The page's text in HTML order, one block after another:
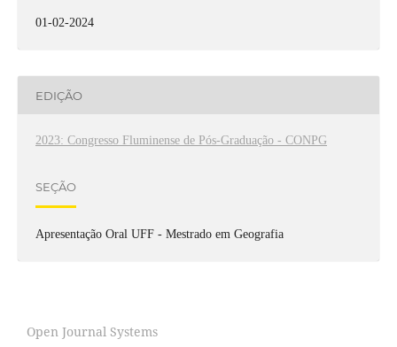
01-02-2024
EDIÇÃO
2023: Congresso Fluminense de Pós-Graduação - CONPG
SEÇÃO
Apresentação Oral UFF - Mestrado em Geografia
Open Journal Systems